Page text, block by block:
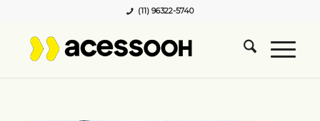
(11) 96322-5740